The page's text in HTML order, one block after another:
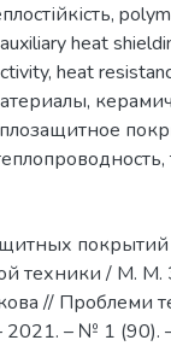
,
auxiliary heat
, heat
,
,
техники / М.
// Проблеми
– № 1 (90).